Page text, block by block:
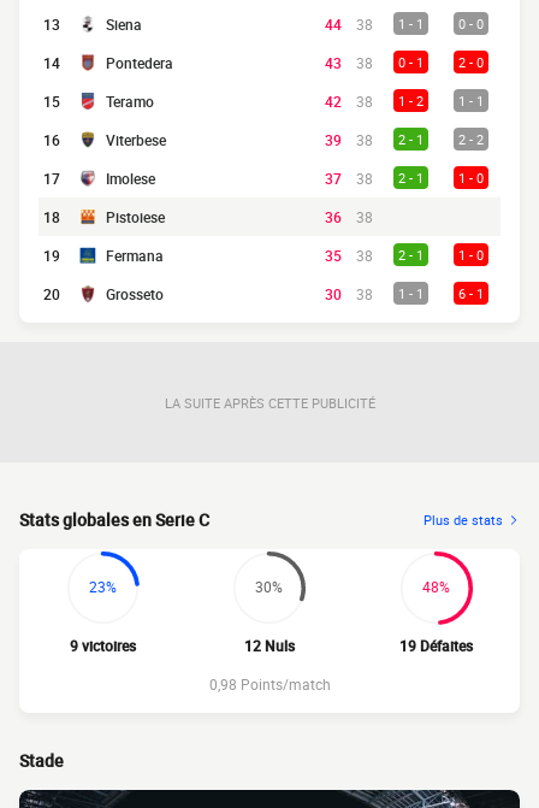
13 Siena 44 38 1 - 1 0 - 0
14 Pontedera 43 38 0 - 1 2 - 0
15 Teramo 42 38 1 - 2 1 - 1
16 Viterbese 39 38 2 - 1 2 - 2
17 Imolese 37 38 2 - 1 1 - 0
18 Pistoiese 36
38
19
Fermana 35 38 2 - 1 1 - 0
20 Grosseto 30 38 1 - 1 6 - 1
LA SUITE APRÈS CETTE PUBLICITÉ
Stats globales en Serie C Plus de stats
23%
9 victoires
30%
12 Nuls
48%
19 Défaites
0,98 Points/match
Stade